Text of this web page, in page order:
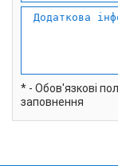
* - Обов'язкові
заповнення